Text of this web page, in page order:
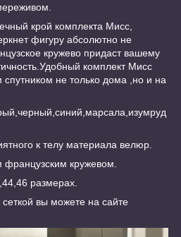
крой комплекта Мисс,
фигуру абсолютно не
кружево придаст вашему
комплект Мисс
не только дома ,но и на
к телу материала велюр.
кружевом.
размерах.
вы можете на сайте